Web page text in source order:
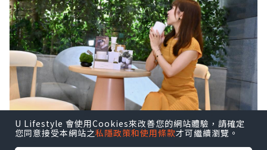
U Lifestyle 會使用Cookies來改善您的網站體驗，請確定
您同意接受本網站之私隱政策和使用條款才可繼續瀏覽。